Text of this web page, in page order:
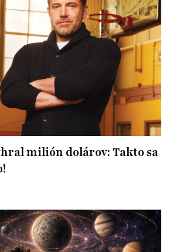
milión dolárov: Takto sa